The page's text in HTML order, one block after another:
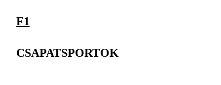
F1
CSAPATSPORTOK